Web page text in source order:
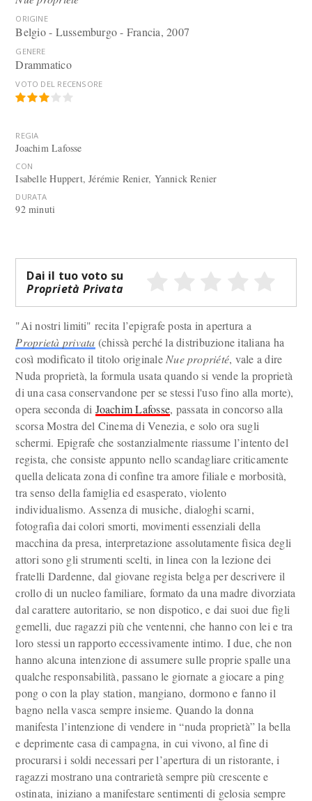
ORIGINE
Belgio - Lussemburgo - Francia, 2007
GENERE
Drammatico
VOTO DEL RECENSORE
REGIA
Joachim Lafosse
CON
Isabelle Huppert, Jérémie Renier, Yannick Renier
DURATA
92 minuti
Dai il tuo voto su
Proprietà Privata
"Ai nostri limiti" recita l’epigrafe posta in apertura a
Proprietà privata (chissà perché la distribuzione italiana ha
così modificato il titolo originale Nue propriété, vale a dire
Nuda proprietà, la formula usata quando si vende la proprietà
di una casa conservandone per se stessi l'uso fino alla morte),
opera seconda di Joachim Lafosse, passata in concorso alla
scorsa Mostra del Cinema di Venezia, e solo ora sugli
schermi. Epigrafe che sostanzialmente riassume l’intento del
regista, che consiste appunto nello scandagliare criticamente
quella delicata zona di confine tra amore filiale e morbosità,
tra senso della famiglia ed esasperato, violento
individualismo. Assenza di musiche, dialoghi scarni,
fotografia dai colori smorti, movimenti essenziali della
macchina da presa, interpretazione assolutamente fisica degli
attori sono gli strumenti scelti, in linea con la lezione dei
fratelli Dardenne, dal giovane regista belga per descrivere il
crollo di un nucleo familiare, formato da una madre divorziata
dal carattere autoritario, se non dispotico, e dai suoi due figli
gemelli, due ragazzi più che ventenni, che hanno con lei e tra
loro stessi un rapporto eccessivamente intimo. I due, che non
hanno alcuna intenzione di assumere sulle proprie spalle una
qualche responsabilità, passano le giornate a giocare a ping
pong o con la play station, mangiano, dormono e fanno il
bagno nella vasca sempre insieme. Quando la donna
manifesta l’intenzione di vendere in “nuda proprietà” la bella
e deprimente casa di campagna, in cui vivono, al fine di
procurarsi i soldi necessari per l’apertura di un ristorante, i
ragazzi mostrano una contrarietà sempre più crescente e
ostinata, iniziano a manifestare sentimenti di gelosia sempre